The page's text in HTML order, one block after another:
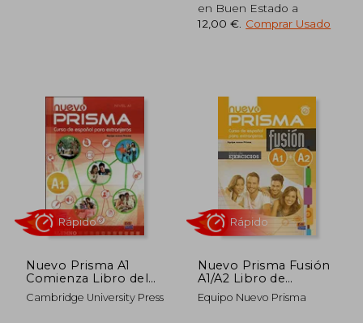
5%
dcto. dcto.
en Buen Estado a
12,00 € Comprar Usado
Nuevo Prisma A1
Comienza Libro del
Alumno (10 Unidades)
[With CDROM] (en
Cambridge University Press
Nuevo Prisma Fusión
A1/A2 Libro de
Ejercicios + CD [With
CD (Audio)] (en
Equipo Nuevo Prisma